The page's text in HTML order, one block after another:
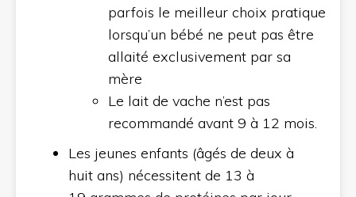
parfois le meilleur choix pratique
lorsqu’un bébé ne peut pas être
allaité exclusivement par sa
mère
Le lait de vache n’est pas
recommandé avant 9 à 12 mois.
Les jeunes enfants (âgés de deux à
huit ans) nécessitent de 13 à